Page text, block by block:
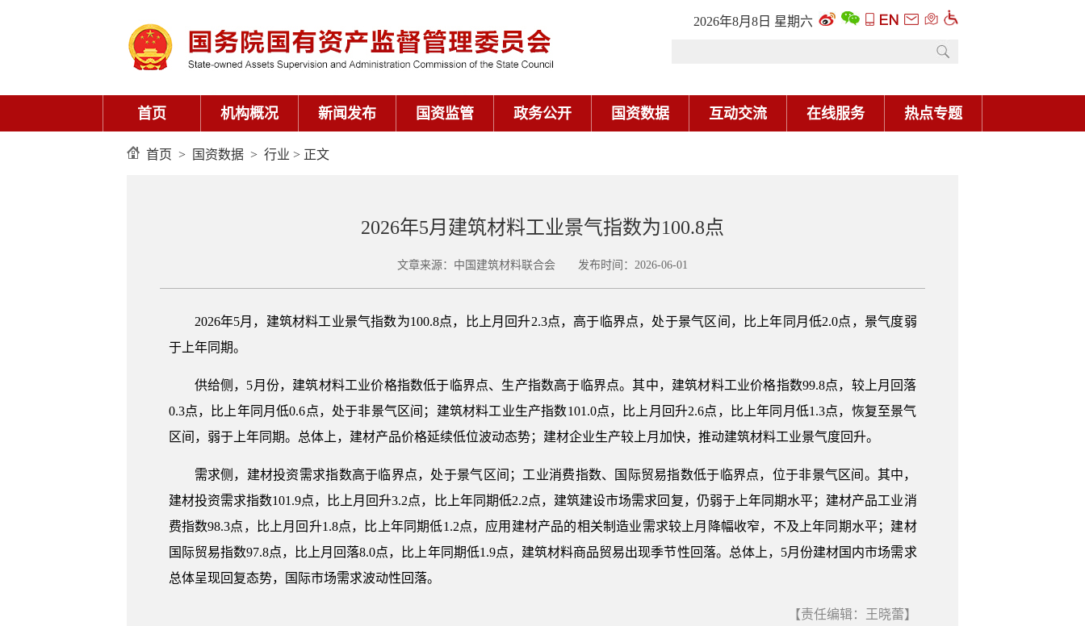
2026年8月8日 星期六
首页 机构概况 新闻发布 国资监管 政务公开 国资数据 互动交流 在线服务 热点专题
首页 > 国资数据 > 行业 > 正文
2026年5月建筑材料工业景气指数为100.8点
文章来源：中国建筑材料联合会 发布时间：2026-06-01
2026年5月，建筑材料工业景气指数为100.8点，比上月回升2.3点，高于临界点，处于景气区间，比上年同月低2.0点，景气度弱
于上年同期。
供给侧，5月份，建筑材料工业价格指数低于临界点、生产指数高于临界点。其中，建筑材料工业价格指数99.8点，较上月回落
0.3点，比上年同月低0.6点，处于非景气区间；建筑材料工业生产指数101.0点，比上月回升2.6点，比上年同月低1.3点，恢复至景气
区间，弱于上年同期。总体上，建材产品价格延续低位波动态势；建材企业生产较上月加快，推动建筑材料工业景气度回升。
需求侧，建材投资需求指数高于临界点，处于景气区间；工业消费指数、国际贸易指数低于临界点，位于非景气区间。其中，
建材投资需求指数101.9点，比上月回升3.2点，比上年同期低2.2点，建筑建设市场需求回复，仍弱于上年同期水平；建材产品工业消
费指数98.3点，比上月回升1.8点，比上年同期低1.2点，应用建材产品的相关制造业需求较上月降幅收窄，不及上年同期水平；建材
国际贸易指数97.8点，比上月回落8.0点，比上年同期低1.9点，建筑材料商品贸易出现季节性回落。总体上，5月份建材国内市场需求
总体呈现回复态势，国际市场需求波动性回落。
【责任编辑：王晓蕾】